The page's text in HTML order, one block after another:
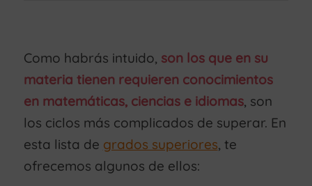
Como habrás intuido, son los que en su
materia tienen requieren conocimientos
en matemáticas, ciencias e idiomas, son
los ciclos más complicados de superar. En
esta lista de grados superiores , te
ofrecemos algunos de ellos: